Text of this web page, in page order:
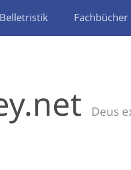
Belletristik Fachbücher
Deus